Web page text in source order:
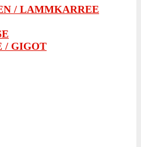
/ LAMMKARREE
/ GIGOT